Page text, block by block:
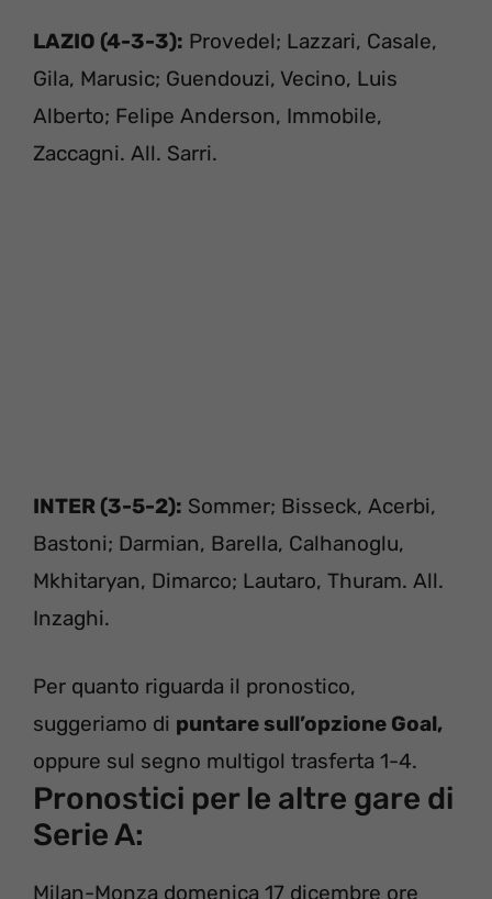
LAZIO (4-3-3): Provedel; Lazzari, Casale,
Gila, Marusic; Guendouzi, Vecino, Luis
Alberto; Felipe Anderson, Immobile,
Zaccagni. All. Sarri.
INTER (3-5-2): Sommer; Bisseck, Acerbi,
Bastoni; Darmian, Barella, Calhanoglu,
Mkhitaryan, Dimarco; Lautaro, Thuram. All.
Inzaghi.
Per quanto riguarda il pronostico,
suggeriamo di puntare sull’opzione Goal,
oppure sul segno multigol trasferta 1-4.
Pronostici per le altre gare di
Serie A:
Milan-Monza domenica 17 dicembre ore